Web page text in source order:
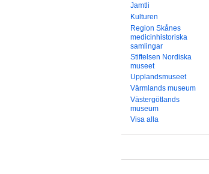
Jamtli
Kulturen
Region Skånes
medicinhistoriska
samlingar
Stiftelsen Nordiska
museet
Upplandsmuseet
Värmlands museum
Västergötlands
museum
Visa alla